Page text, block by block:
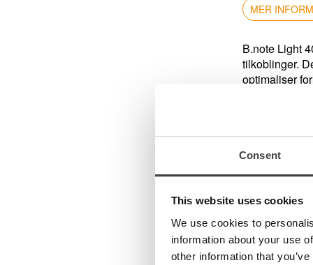
Consent
This website uses cookies
We use cookies to
information about your use
other information that
MER
B.note Light
tilkoblinger.
optimaliser
40
40
2x4
RAM:
SD-kort
Wifi: